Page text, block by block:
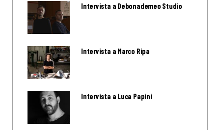
Intervista a Debonademeo Studio
Intervista a Marco Ripa
Intervista a Luca Papini